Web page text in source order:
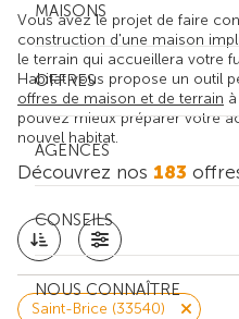
MAISONS
OFFRES
AGENCES
CONSEILS
NOUS CONNAÎTRE
Vous avez le projet de faire
construction d'une maison
le terrain qui accueillera votre
Habitat vous propose un outil
offres de maison et de terrain
pouvez mieux préparer votre
nouvel habitat.
Découvrez nos 183
Saint-Brice (33540)